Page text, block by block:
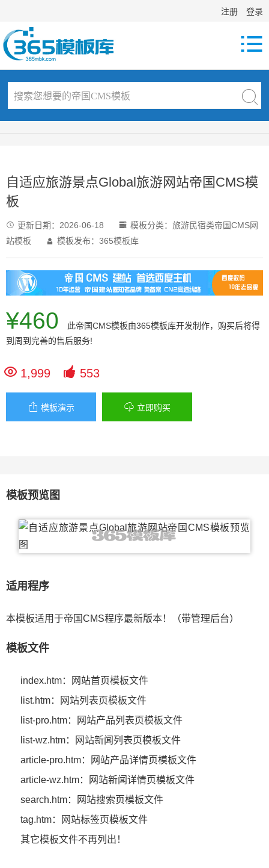
注册 登录

自适应旅游景点Global旅游网站帝国CMS模
板
 更新日期： 2026-06-18  模板分类： 旅游民宿类帝国CMS网
站模板
 模板发布：365模板库
¥460 此帝国CMS模板由365模板库开发制作，购买后将得
到周到完善的售后服务!
 1,999  553
 模板演示  立即购买
模板预览图
适用程序
本模板适用于帝国CMS程序最新版本！（带管理后台）
模板文件
index.htm：网站首页模板文件
list.htm：网站列表页模板文件
list-pro.htm：网站产品列表页模板文件
list-wz.htm：网站新闻列表页模板文件
article-pro.htm：网站产品详情页模板文件
article-wz.htm：网站新闻详情页模板文件
search.htm：网站搜索页模板文件
tag.htm：网站标签页模板文件
其它模板文件不再列出！